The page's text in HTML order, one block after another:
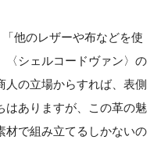
他のレザーや布などを使
〈シェルコードヴァン〉の
人の立場からすれば、表側
はありますが、この革の魅
材で組み立てるしかないの